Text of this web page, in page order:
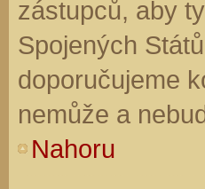
zástupců, aby
Spojených
doporučujeme
nemůže a
Nahoru